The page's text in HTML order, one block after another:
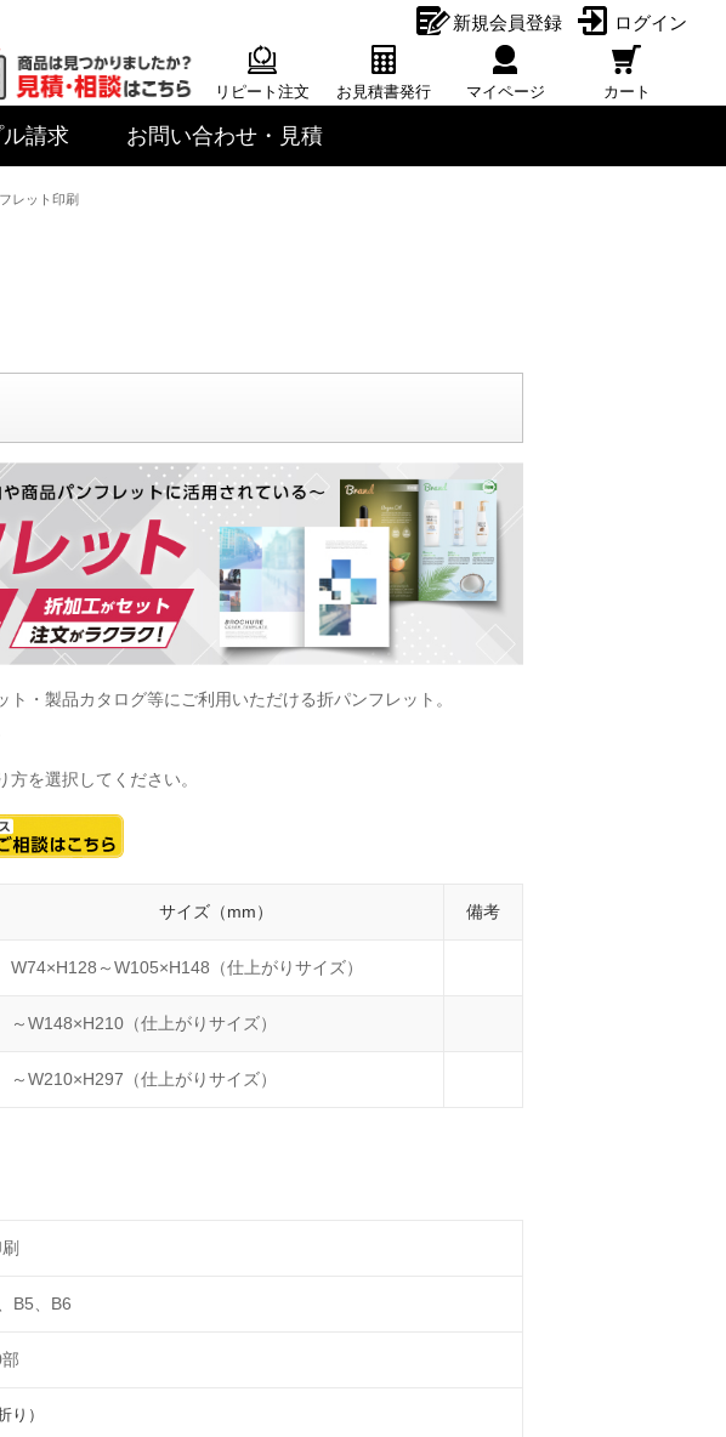
新規会員登録 ログイン
リピート注文
お見積書発行 マイページ カート
請求 お問い合わせ・見積
レット印刷
・製品カタログ等にご利用いただける折パンフレット。
を選択してください。
サイズ（mm） 備考
W74×H128～W105×H148（仕上がりサイズ）
～W148×H210（仕上がりサイズ）
～W210×H297（仕上がりサイズ）
B5、B6
り）